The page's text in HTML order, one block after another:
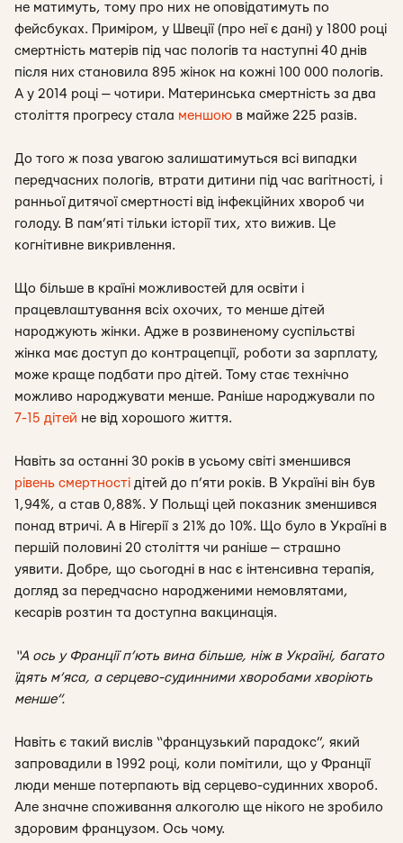
не матимуть, тому про них не оповідатимуть по
фейсбуках. Приміром, у Швеції (про неї є дані) у 1800 році
смертність матерів під час пологів та наступні 40 днів
після них становила 895 жінок на кожні 100 000 пологів.
А у 2014 році — чотири. Материнська смертність за два
століття прогресу стала меншою в майже 225 разів.
До того ж поза увагою залишатимуться всі випадки
передчасних пологів, втрати дитини під час вагітності, і
ранньої дитячої смертності від інфекційних хвороб чи
голоду. В пам’яті тільки історії тих, хто вижив. Це
когнітивне викривлення.
Що більше в країні можливостей для освіти і
працевлаштування всіх охочих, то менше дітей
народжують жінки. Адже в розвиненому суспільстві
жінка має доступ до контрацепції, роботи за зарплату,
може краще подбати про дітей. Тому стає технічно
можливо народжувати менше. Раніше народжували по
7-15 дітей не від хорошого життя.
Навіть за останні 30 років в усьому світі зменшився
рівень смертності дітей до п’яти років. В Україні він був
1,94%, а став 0,88%. У Польщі цей показник зменшився
понад втричі. А в Нігерії з 21% до 10%. Що було в Україні в
першій половині 20 століття чи раніше — страшно
уявити. Добре, що сьогодні в нас є інтенсивна терапія,
догляд за передчасно народженими немовлятами,
кесарів розтин та доступна вакцинація.
“А ось у Франції п’ють вина більше, ніж в Україні, багато
їдять м’яса, а серцево-судинними хворобами хворіють
менше”.
Навіть є такий вислів “французький парадокс”, який
запровадили в 1992 році, коли помітили, що у Франції
люди менше потерпають від серцево-судинних хвороб.
Але значне споживання алкоголю ще нікого не зробило
здоровим французом. Ось чому.